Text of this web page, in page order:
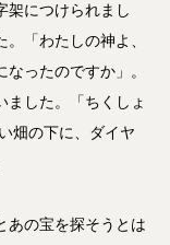
架につけられまし
「わたしの神よ、
ったのですか」。
ました。「ちくしょ
畑の下に、ダイヤ
あの宝を探そうとは